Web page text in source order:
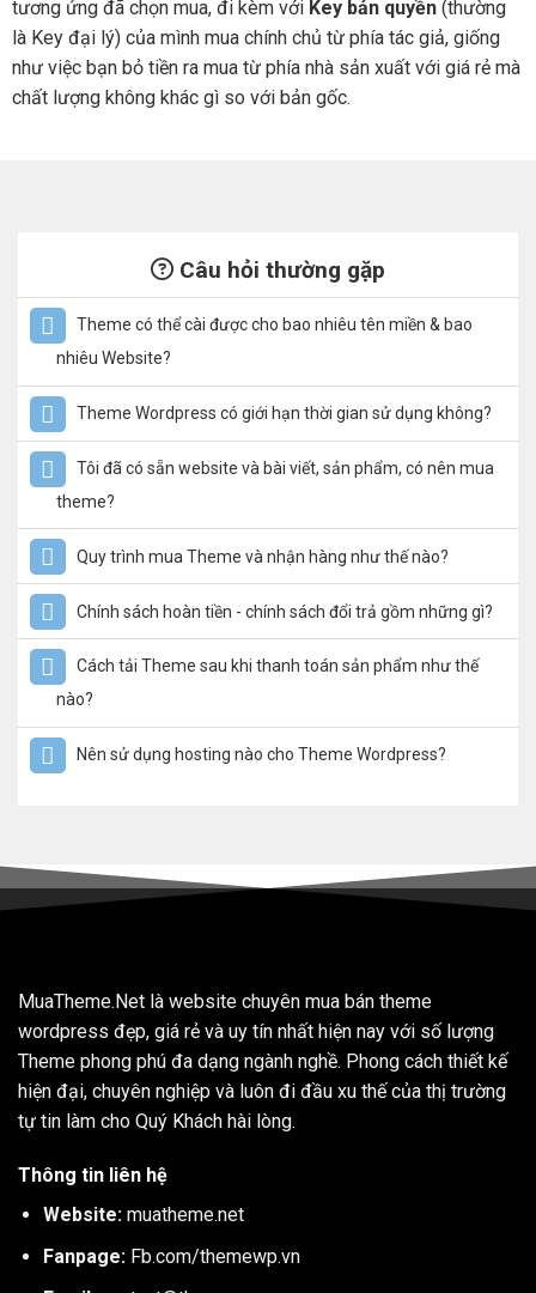
tương ứng đã chọn mua, đi kèm với Key bản quyền (thường
là Key đại lý) của mình mua chính chủ từ phía tác giả, giống
như việc bạn bỏ tiền ra mua từ phía nhà sản xuất với giá rẻ mà
chất lượng không khác gì so với bản gốc.
Câu hỏi thường gặp
Theme có thể cài được cho bao nhiêu tên miền & bao
nhiêu Website?
Theme Wordpress có giới hạn thời gian sử dụng không?
Tôi đã có sẵn website và bài viết, sản phẩm, có nên mua
theme?
Quy trình mua Theme và nhận hàng như thế nào?
Chính sách hoàn tiền - chính sách đổi trả gồm những gì?
Cách tải Theme sau khi thanh toán sản phẩm như thế
nào?
Nên sử dụng hosting nào cho Theme Wordpress?
MuaTheme.Net là website chuyên mua bán theme
wordpress đẹp, giá rẻ và uy tín nhất hiện nay với số lượng
Theme phong phú đa dạng ngành nghề. Phong cách thiết kế
hiện đại, chuyên nghiệp và luôn đi đầu xu thế của thị trường
tự tin làm cho Quý Khách hài lòng.
Thông tin liên hệ
Website: muatheme.net
Fanpage: Fb.com/themewp.vn